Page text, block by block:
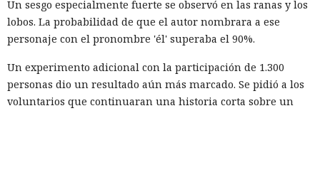
Un sesgo especialmente fuerte se observó en las ranas y los
lobos. La probabilidad de que el autor nombrara a ese
personaje con el pronombre 'él' superaba el 90%.
Un experimento adicional con la participación de 1.300
personas dio un resultado aún más marcado. Se pidió a los
voluntarios que continuaran una historia corta sobre un